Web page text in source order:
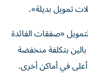
تمويل بديلة».
«صفقات الفائدة
بتكلفة منخفضة
في أماكن أخرى.